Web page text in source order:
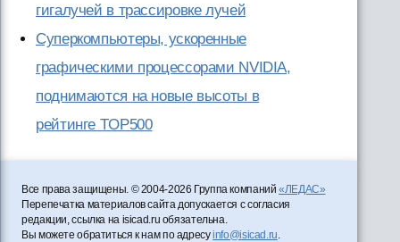
гигалучей в трассировке лучей
Суперкомпьютеры, ускоренные
графическими процессорами NVIDIA,
поднимаются на новые высоты в
рейтинге TOP500
Все права защищены. © 2004-2026 Группа компаний«ЛЕДАС»
Перепечатка материалов сайта допускается с согласия
редакции, ссылка на isicad.ru обязательна.
Вы можете обратиться к нам по адресуinfo@isicad.ru.